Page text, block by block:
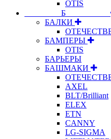
OTIS
⠀⠀⠀⠀⠀⠀Б⠀⠀⠀⠀⠀⠀⠀
БАЛКИ
БАМПЕРЫ
OTIS
БАРЬЕРЫ
БАШМАКИ
AXEL
BLT/Brilliant
ELEX
ETN
CANNY
LG-SIGMA